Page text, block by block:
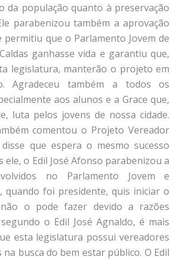
da população quanto à preservação
parabenizou também a aprovação
permitiu que o Parlamento Jovem de
ganhasse vida e garantiu que,
legislatura, manterão o projeto em
Agradeceu também a todos os
aos alunos e a Grace que,
luta pelos jovens de nossa cidade.
comentou o Projeto Vereador
que espera o mesmo sucesso
ele, o Edil José Afonso parabenizou a
no Parlamento Jovem e
quando foi presidente, quis iniciar o
o pode fazer devido a razões
o Edil José Agnaldo, é mais
esta legislatura possui vereadores
busca do bem estar público. O Edil